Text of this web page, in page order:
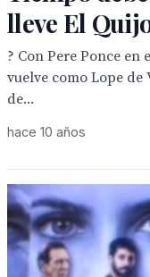
lleve El
? Con Pere Ponce
vuelve como Lope de
de...
hace 10 años